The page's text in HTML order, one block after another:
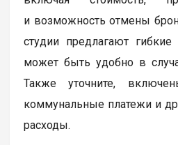
и возможность отмены
студии предлагают
может быть удобно в
Также уточните,
коммунальные платежи и
расходы.